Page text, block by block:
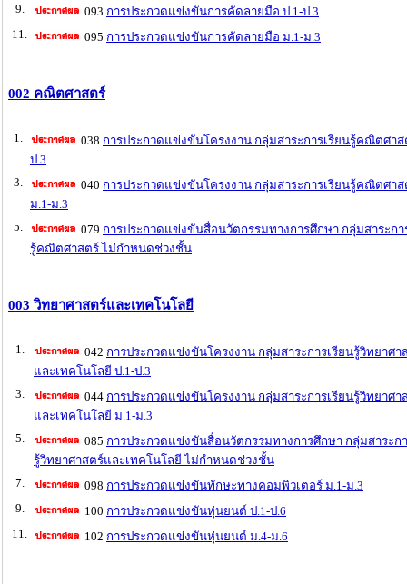
9.
093 การประกวดแข่งขันการคัดลายมือ ป.1-ป.3
11.
095 การประกวดแข่งขันการคัดลายมือ ม.1-ม.3
002 คณิตศาสตร์
1. 038 การประกวดแข่งขันโครงงาน กลุ่มสาระการเรียนรู้คณิตศาส
ป.3
3.
040 การประกวดแข่งขันโครงงาน กลุ่มสาระการเรียนรู้คณิตศาส
ม.1-ม.3
5.
079 การประกวดแข่งขันสื่อนวัตกรรมทางการศึกษา กลุ่มสาระกา
รู้คณิตศาสตร์ ไม่กำหนดช่วงชั้น
003 วิทยาศาสตร์และเทคโนโลยี
1. 042 การประกวดแข่งขันโครงงาน กลุ่มสาระการเรียนรู้วิทยาศา
และเทคโนโลยี ป.1-ป.3
3.
044 การประกวดแข่งขันโครงงาน กลุ่มสาระการเรียนรู้วิทยาศา
และเทคโนโลยี ม.1-ม.3
5.
085 การประกวดแข่งขันสื่อนวัตกรรมทางการศึกษา กลุ่มสาระก
รู้วิทยาศาสตร์และเทคโนโลยี ไม่กำหนดช่วงชั้น
7.
098 การประกวดแข่งขันทักษะทางคอมพิวเตอร์ ม.1-ม.3
9.
100 การประกวดแข่งขันหุ่นยนต์ ป.1-ป.6
11.
102 การประกวดแข่งขันหุ่นยนต์ ม.4-ม.6